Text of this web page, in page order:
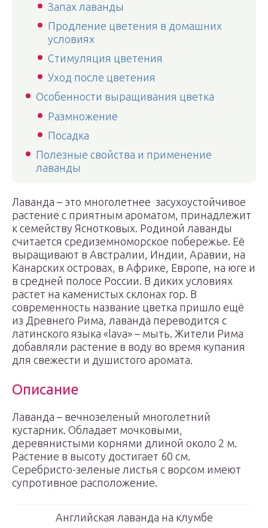
Запах лаванды
Продление цветения в домашних
условиях
Стимуляция цветения
Уход после цветения
Особенности выращивания цветка
Размножение
Посадка
Полезные свойства и применение
лаванды
Лаванда – это многолетнее засухоустойчивое
растение с приятным ароматом, принадлежит
к семейству Яснотковых. Родиной лаванды
считается средиземноморское побережье. Её
выращивают в Австралии, Индии, Аравии, на
Канарских островах, в Африке, Европе, на юге и
в средней полосе России. В диких условиях
растет на каменистых склонах гор. В
современность название цветка пришло ещё
из Древнего Рима, лаванда переводится с
латинского языка «lava» – мыть. Жители Рима
добавляли растение в воду во время купания
для свежести и душистого аромата.
Описание
Лаванда – вечнозеленый многолетний
кустарник. Обладает мочковыми,
деревянистыми корнями длиной около 2 м.
Растение в высоту достигает 60 см.
Серебристо-зеленые листья с ворсом имеют
супротивное расположение.
Английская лаванда на клумбе